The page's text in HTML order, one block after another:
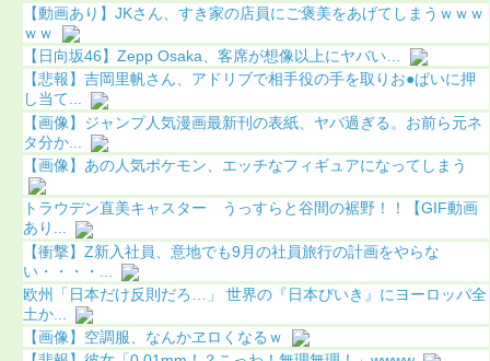
【動画あり】JKさん、すき家の店員にご褒美をあげてしまうｗｗｗ
ｗｗ
【日向坂46】Zepp Osaka、客席が想像以上にヤバい…
【悲報】吉岡里帆さん、アドリブで相手役の手を取りお●ぱいに押
し当て...
【画像】ジャンプ人気漫画最新刊の表紙、ヤバ過ぎる。お前ら元ネ
タ分か...
【画像】あの人気ポケモン、エッチなフィギュアになってしまう
トラウデン直美キャスター うっすらと谷間の裾野！！【GIF動画
あり...
【衝撃】Z新入社員、意地でも9月の社員旅行の計画をやらな
い・・・・...
欧州「日本だけ反則だろ…」 世界の『日本びいき』にヨーロッパ全
土か...
【画像】空調服、なんかヱロくなるｗ